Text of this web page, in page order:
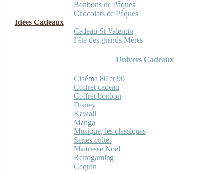
Bonbons de Pâques
Chocolats de Pâques
Idées Cadeaux
Cadeau St Valentin
Fête des grands Mères
Univers Cadeaux
Cinéma 80 et 90
Coffret cadeau
Coffret bonbon
Disney
Kawaii
Manga
Musique, les classiques
Series cultes
Maitresse Noël
Retrogaming
Coquin